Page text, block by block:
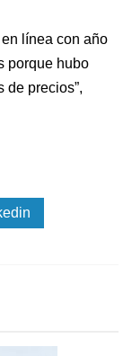
línea con año
porque hubo
de precios”,